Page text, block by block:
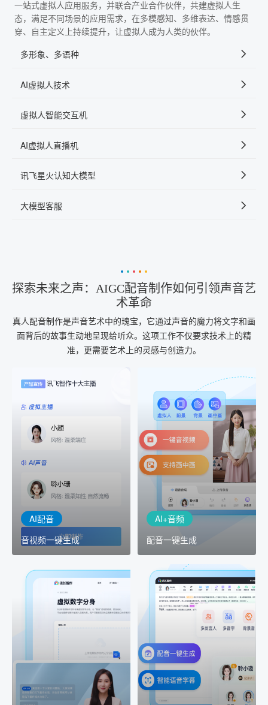
一站式虚拟人应用服务，并联合产业合作伙伴，共建虚拟人生
态，满足不同场景的应用需求，在多模感知、多维表达、情感贯
穿、自主定义上持续提升，让虚拟人成为人类的伙伴。
多形象、多语种
AI虚拟人技术
虚拟人智能交互机
AI虚拟人直播机
讯飞星火认知大模型
大模型客服
探索未来之声：AIGC配音制作如何引领声音艺
术革命
真人配音制作是声音艺术中的瑰宝，它通过声音的魔力将文字和画
面背后的故事生动地呈现给听众。这项工作不仅要求技术上的精
准，更需要艺术上的灵感与创造力。
AI配音
音视频一键生成
AI配音
音视频一键生成
室"中输入文本或录音，一
出
AI+音频
配音一键生成
AI+音频
配音一键生成
AI+音频：基于全球领先的
TTS能力打造的AI音频制作
工具，输入文本、选择发
音人即可一键生成专业音
AI+创意
精品声音复刻
AI+创意：AIGC 能力集中
展示窗口，体验 AIGC 给
生活和生产带来的改变
讯飞智作：让每一个内容
创作者高效生产灵活定制